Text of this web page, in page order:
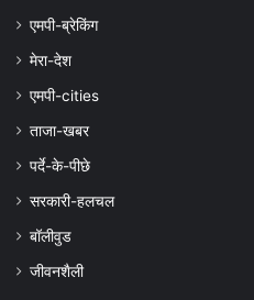
एमपी-ब्रेकिंग
मेरा-देश
एमपी-cities
ताजा-खबर
पर्दे-के-पीछे
सरकारी-हलचल
बॉलीवुड
जीवनशैली